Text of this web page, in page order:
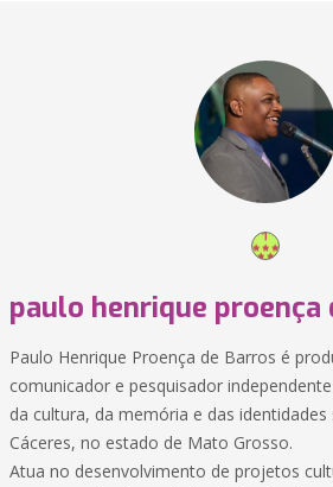
paulo henrique proença
Paulo Henrique Proença de Barros é
comunicador e pesquisador
da cultura, da memória e das
Cáceres, no estado de Mato Grosso.
Atua no desenvolvimento de projetos